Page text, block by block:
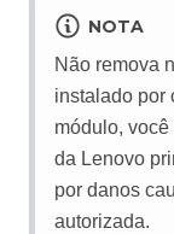
NOTA
Não remova
instalado por
módulo,
da Lenovo
por danos
autorizada.